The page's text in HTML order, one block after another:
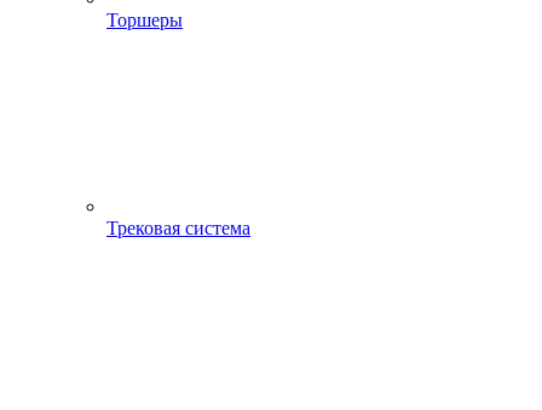
Торшеры
Трековая система